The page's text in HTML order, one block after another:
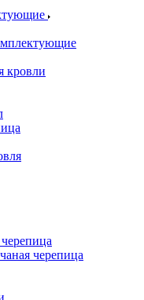
кровли
черепица